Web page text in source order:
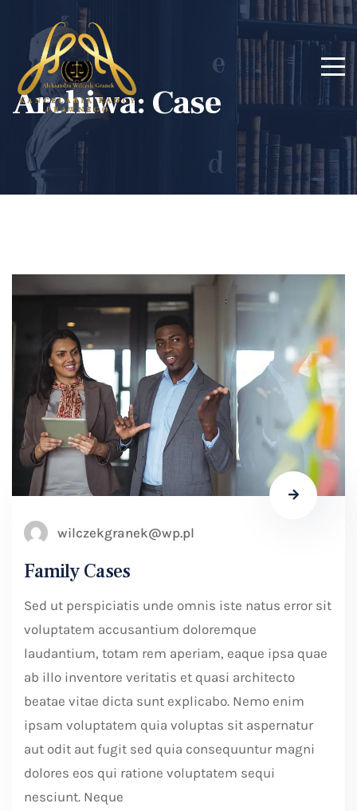
Archiwa: Case
wilczekgranek@wp.pl
Family Cases
Sed ut perspiciatis unde omnis iste natus error sit
voluptatem accusantium doloremque
laudantium, totam rem aperiam, eaque ipsa quae
ab illo inventore veritatis et quasi architecto
beatae vitae dicta sunt explicabo. Nemo enim
ipsam voluptatem quia voluptas sit aspernatur
aut odit aut fugit sed quia consequuntur magni
dolores eos qui ratione voluptatem sequi
nesciunt. Neque